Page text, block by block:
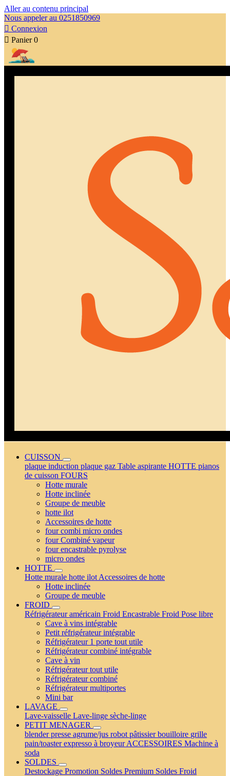
Aller au contenu principal
Nous appeler au 0251850969
 Connexion
 Panier 0
CUISSON
plaque induction plaque gaz Table aspirante HOTTE pianos
de cuisson FOURS
Hotte murale
Hotte inclinée
Groupe de meuble
hotte ilot
Accessoires de hotte
four combi micro ondes
four Combiné vapeur
four encastrable pyrolyse
micro ondes
HOTTE
Hotte murale hotte ilot Accessoires de hotte
Hotte inclinée
Groupe de meuble
FROID
Réfrigérateur américain Froid Encastrable Froid Pose libre
Cave à vins intégrable
Petit réfrigérateur intégrable
Réfrigérateur 1 porte tout utile
Réfrigérateur combiné intégrable
Cave à vin
Réfrigérateur tout utile
Réfrigérateur combiné
Réfrigérateur multiportes
Mini bar
LAVAGE
Lave-vaisselle Lave-linge sèche-linge
PETIT MENAGER
blenderpresse agrume/jus robot pâtissierbouilloire grille
pain/toasterexpresso à broyeurACCESSOIRES Machine à
soda
SOLDES
Destockage Promotion Soldes Premium Soldes Froid